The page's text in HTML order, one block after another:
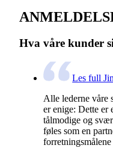
Hva våre kunder
Les full
Alle lederne våre
er enige: Dette er
tålmodige og
føles som en
forretningsmålene